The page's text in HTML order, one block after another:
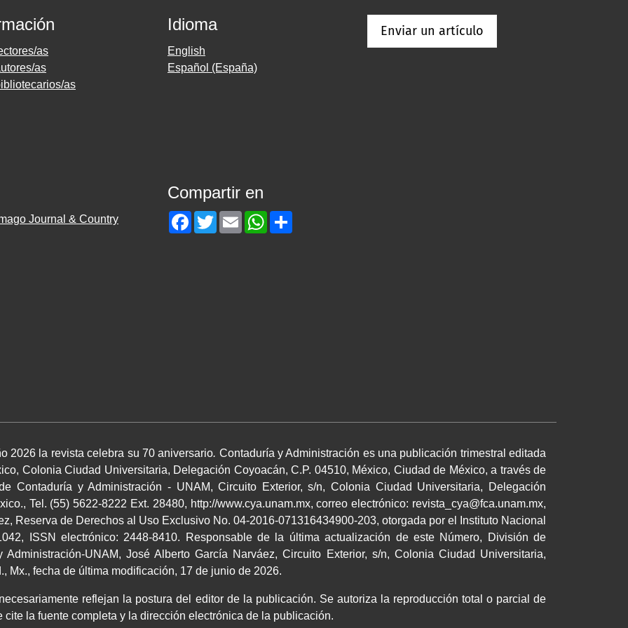
as
as
as
Idioma
English
Español (España)
Enviar un artículo
Compartir en
Facebook
TwitterEmailWhatsApp
2026 la revista celebra su 70 aniversario. Contaduría y Administración es una publicación trimestral editada
Colonia Ciudad Universitaria, Delegación Coyoacán, C.P. 04510, México, Ciudad de México, a través de
Contaduría y Administración - UNAM, Circuito Exterior, s/n, Colonia Ciudad Universitaria, Delegación
Tel. (55) 5622-8222 Ext. 28480, http://www.cya.unam.mx, correo electrónico: revista_cya@fca.unam.mx,
Reserva de Derechos al Uso Exclusivo No. 04-2016-071316434900-203, otorgada por el Instituto Nacional
ISSN electrónico: 2448-8410. Responsable de la última actualización de este Número, División de
UNAM, José Alberto García Narváez, Circuito Exterior, s/n, Colonia Ciudad Universitaria,
Mx., fecha de última modificación, 17 de junio de 2026.
reflejan la postura del editor de la publicación. Se autoriza la reproducción total o parcial de
cite la fuente completa y la dirección electrónica de la publicación.